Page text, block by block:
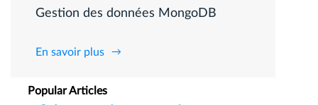
Gestion des données MongoDB
En savoir plus
Popular Articles